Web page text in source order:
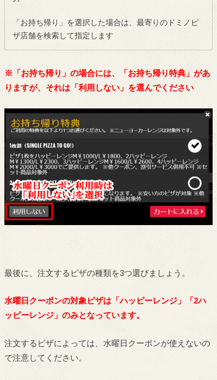
「お持ち帰り」を選択した場合は、最寄りのドミノピ
ザ店舗を検索して指定します
※「お持ち帰り」の場合には、「お持ち帰り特典」があ
りますが、それは「利用しない」を選んでください
最後に、注文するピザの種類を3つ選びましょう。
水曜日クーポンの対象ピザは「ハッピーレンジ」「2ハ
ッピーレンジ」のみとなっています。
注文するピザによっては、水曜日クーポンが使えないの
で注意してください。